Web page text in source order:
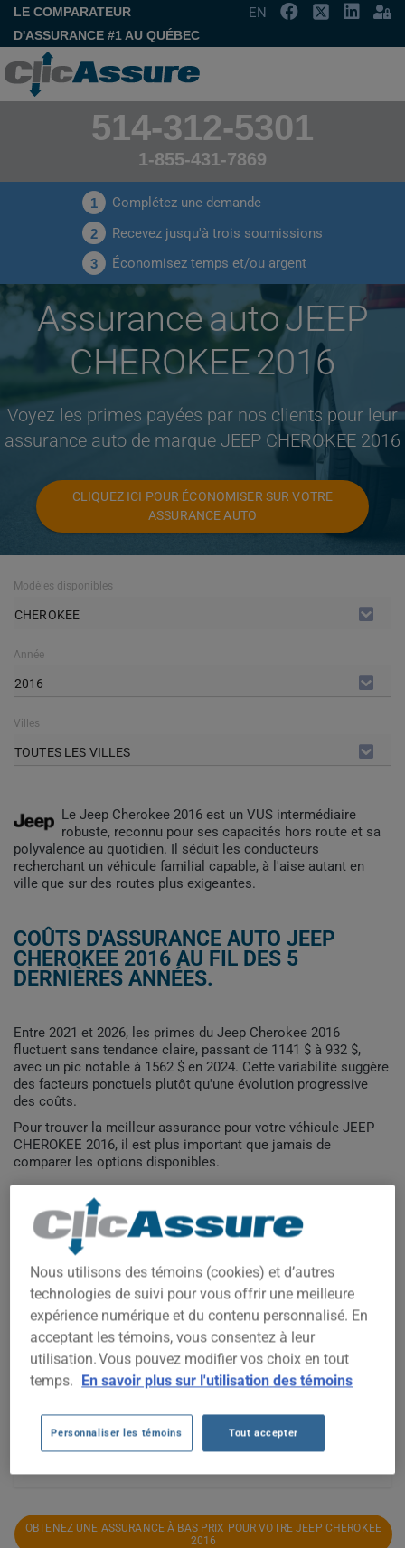
LE COMPARATEUR
D'ASSURANCE #1 AU QUÉBEC
EN
514-312-5301
1-855-431-7869
1 Complétez une demande
2 Recevez jusqu'à trois soumissions
3 Économisez temps et/ou argent
Assurance auto JEEP
CHEROKEE 2016
Voyez les primes payées par nos clients pour leur
assurance auto de marque JEEP CHEROKEE 2016
CLIQUEZ ICI POUR ÉCONOMISER SUR VOTRE
ASSURANCE AUTO
Modèles disponibles
CHEROKEE
Année
2016
Villes
TOUTES LES VILLES
Le Jeep Cherokee 2016 est un VUS intermédiaire
robuste, reconnu pour ses capacités hors route et sa
polyvalence au quotidien. Il séduit les conducteurs
recherchant un véhicule familial capable, à l'aise autant en
ville que sur des routes plus exigeantes.
COÛTS D'ASSURANCE AUTO JEEP
CHEROKEE 2016 AU FIL DES 5
DERNIÈRES ANNÉES.
Entre 2021 et 2026, les primes du Jeep Cherokee 2016
fluctuent sans tendance claire, passant de 1141 $ à 932 $,
avec un pic notable à 1562 $ en 2024. Cette variabilité suggère
des facteurs ponctuels plutôt qu'une évolution progressive
des coûts.
Pour trouver la meilleur assurance pour votre véhicule JEEP
CHEROKEE 2016, il est plus important que jamais de
comparer les options disponibles.
1 200$
1 400$
1 600$
OBTENEZ UNE ASSURANCE À BAS PRIX POUR VOTRE JEEP CHEROKEE
2016
Nous utilisons des témoins (cookies) et d’autres
technologies de suivi pour vous offrir une meilleure
expérience numérique et du contenu personnalisé. En
acceptant les témoins, vous consentez à leur
utilisation. Vous pouvez modifier vos choix en tout
temps. En savoir plus sur l'utilisation des témoins
Personnaliser les témoins Tout accepter